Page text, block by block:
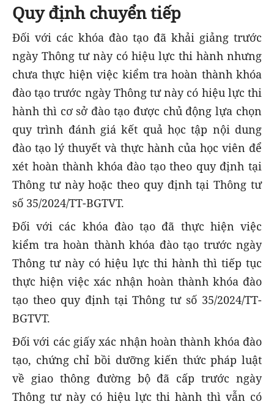
Quy định chuyển tiếp
Đối với các khóa đào tạo đã khải giảng trước
ngày Thông tư này có hiệu lực thi hành nhưng
chưa thực hiện việc kiểm tra hoàn thành khóa
đào tạo trước ngày Thông tư này có hiệu lực thi
hành thì cơ sở đào tạo được chủ động lựa chọn
quy trình đánh giá kết quả học tập nội dung
đào tạo lý thuyết và thực hành của học viên để
xét hoàn thành khóa đào tạo theo quy định tại
Thông tư này hoặc theo quy định tại Thông tư
số 35/2024/TT-BGTVT.
Đối với các khóa đào tạo đã thực hiện việc
kiểm tra hoàn thành khóa đào tạo trước ngày
Thông tư này có hiệu lực thi hành thì tiếp tục
thực hiện việc xác nhận hoàn thành khóa đào
tạo theo quy định tại Thông tư số 35/2024/TT-
BGTVT.
Đối với các giấy xác nhận hoàn thành khóa đào
tạo, chứng chỉ bồi dưỡng kiến thức pháp luật
về giao thông đường bộ đã cấp trước ngày
Thông tư này có hiệu lực thi hành thì vẫn có